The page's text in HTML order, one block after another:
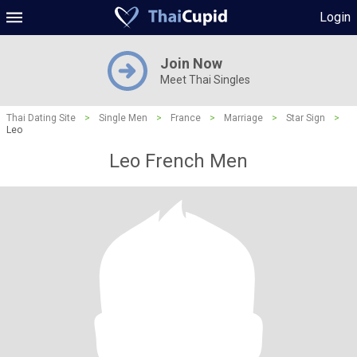
Login
Join Now
Meet Thai Singles
Thai Dating Site > Single Men > France > Marriage > Star Sign
>
Leo
Leo French Men